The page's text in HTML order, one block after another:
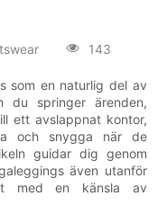
143
som en naturlig del av
du springer ärenden,
ett avslappnat kontor,
och snygga när de
guidar dig genom
även utanför
med en känsla av